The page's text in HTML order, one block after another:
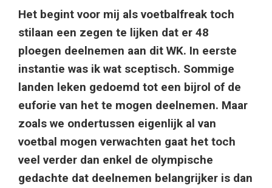
Het begint voor mij als voetbalfreak toch
stilaan een zegen te lijken dat er 48
ploegen deelnemen aan dit WK. In eerste
instantie was ik wat sceptisch. Sommige
landen leken gedoemd tot een bijrol of de
euforie van het te mogen deelnemen. Maar
zoals we ondertussen eigenlijk al van
voetbal mogen verwachten gaat het toch
veel verder dan enkel de olympische
gedachte dat deelnemen belangrijker is dan